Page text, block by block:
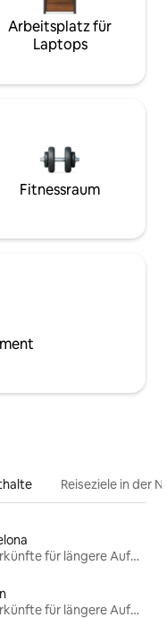
Arbeitsplatz für
Laptops
Fitnessraum
Reiseziele in der
Unterkünfte für längere Aufenthalte
Unterkünfte für längere Aufenthalte